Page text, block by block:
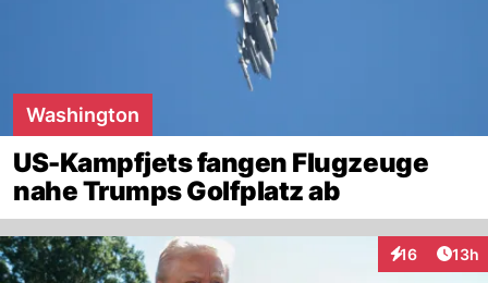
Washington
US-Kampfjets fangen Flugzeuge
nahe Trumps Golfplatz ab
16
Interaktionen
13h